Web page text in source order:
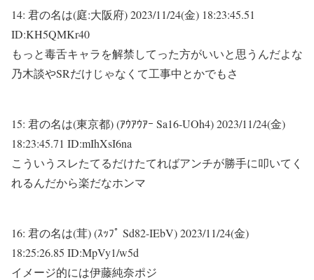
14: 君の名は(庭:大阪府)2023/11/24(金) 18:23:45.51
ID:KH5QMKr40
もっと毒舌キャラを解禁してった方がいいと思うんだよな
乃木談やSRだけじゃなくて工事中とかでもさ
15: 君の名は(東京都) (ｱｳｱｳｱｰ Sa16-UOh4)2023/11/24(金)
18:23:45.71 ID:mIhXsI6na
こういうスレたてるだけたてればアンチが勝手に叩いてく
れるんだから楽だなホンマ
16: 君の名は(茸) (ｽｯﾌﾟ Sd82-IEbV)2023/11/24(金)
18:25:26.85 ID:MpVy1/w5d
イメージ的には伊藤純奈ポジ